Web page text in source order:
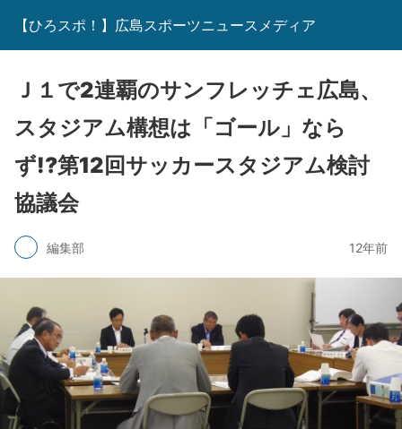
【ひろスポ！】広島スポーツニュースメディア
Ｊ１で2連覇のサンフレッチェ広島、
スタジアム構想は「ゴール」なら
ず!?第12回サッカースタジアム検討
協議会
編集部 12年前